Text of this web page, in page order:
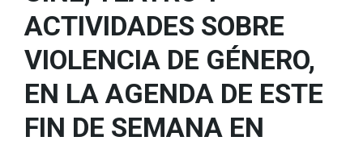
ACTIVIDADES SOBRE
VIOLENCIA DE GÉNERO,
EN LA AGENDA DE ESTE
FIN DE SEMANA EN